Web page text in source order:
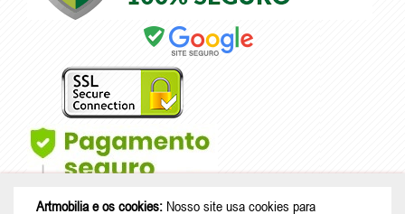
Artmobilia e os cookies: Nosso site usa cookies para